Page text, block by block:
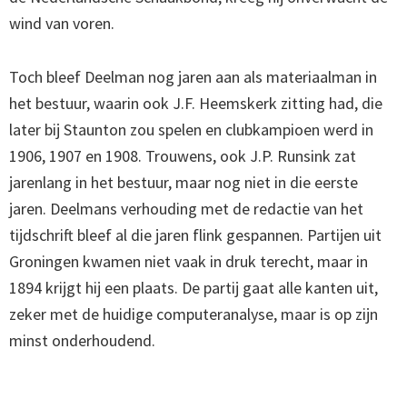
wind van voren.
Toch bleef Deelman nog jaren aan als materiaalman in
het bestuur, waarin ook J.F. Heemskerk zitting had, die
later bij Staunton zou spelen en clubkampioen werd in
1906, 1907 en 1908. Trouwens, ook J.P. Runsink zat
jarenlang in het bestuur, maar nog niet in die eerste
jaren. Deelmans verhouding met de redactie van het
tijdschrift bleef al die jaren flink gespannen. Partijen uit
Groningen kwamen niet vaak in druk terecht, maar in
1894 krijgt hij een plaats. De partij gaat alle kanten uit,
zeker met de huidige computeranalyse, maar is op zijn
minst onderhoudend.